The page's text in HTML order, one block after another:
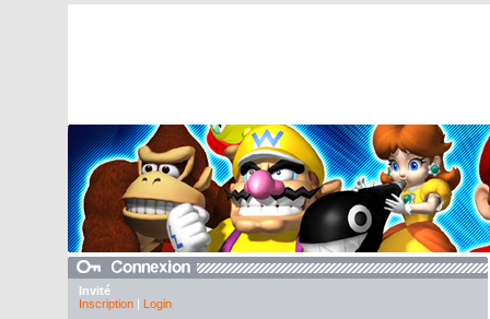
Invité
Inscription| Login